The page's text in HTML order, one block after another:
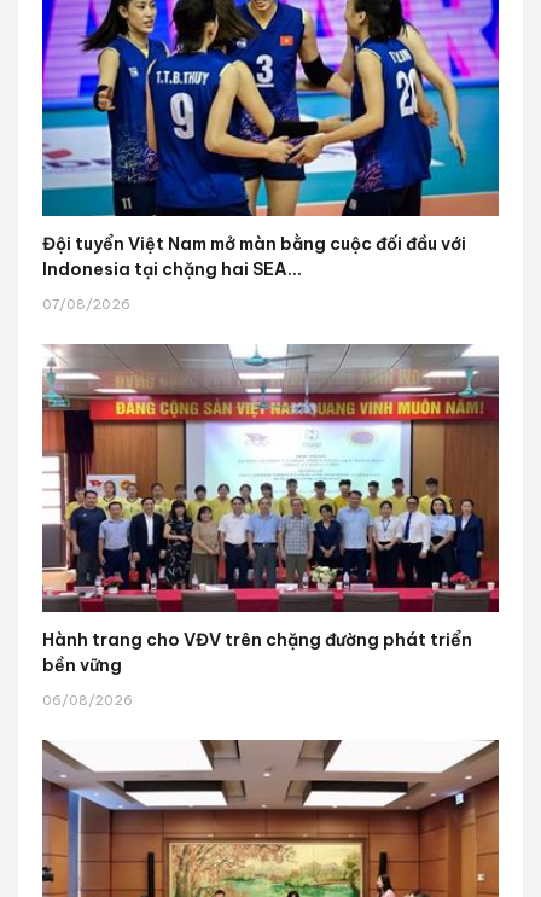
Đội tuyển Việt Nam mở màn bằng cuộc đối đầu với
Indonesia tại chặng hai SEA...
07/08/2026
Hành trang cho VĐV trên chặng đường phát triển
bền vững
06/08/2026